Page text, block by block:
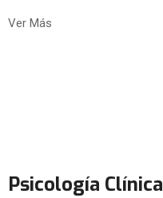
Ver Más
Psicología Clínica